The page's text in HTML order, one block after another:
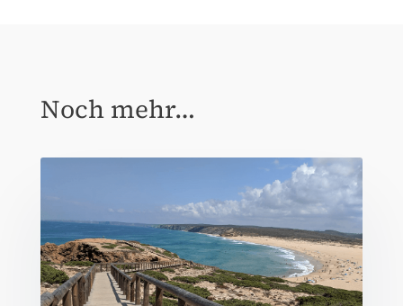
Noch mehr…